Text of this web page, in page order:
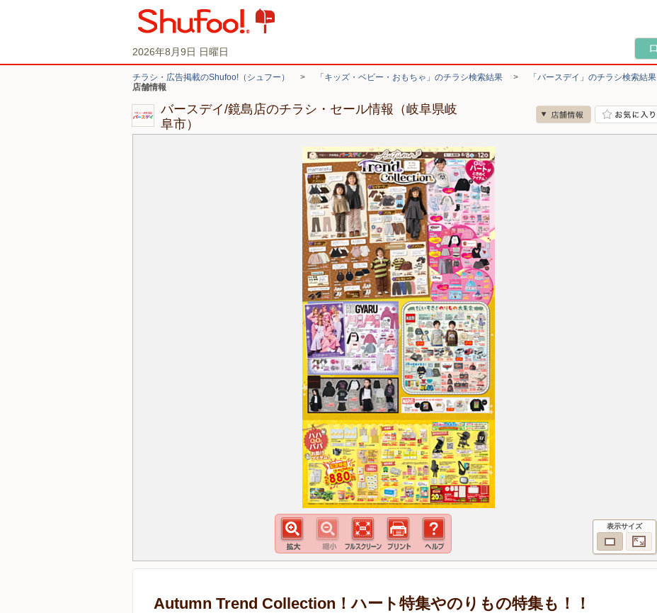
2026年8月9日 日曜日
チラシ・広告掲載のShufoo!（シュフー） > 「キッズ・ベビー・おもちゃ」のチラシ検索結果 > 「バースデイ」のチラシ検索結果
店舗情報
バースデイ/鏡島店のチラシ・セール情報（岐阜県岐
阜市）
表示サイズ
Autumn Trend Collection！ハート特集やのりもの特集も！！